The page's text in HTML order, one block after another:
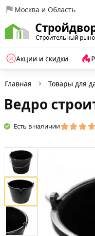
Москва и Область
Строительный
Акции и скидки
Главная Товары для
Ведро
Есть в наличии